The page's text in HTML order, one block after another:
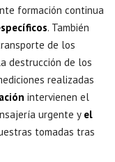
formación continua
. También
de los
destrucción de los
realizadas
intervienen el
urgente y el
tomadas tras